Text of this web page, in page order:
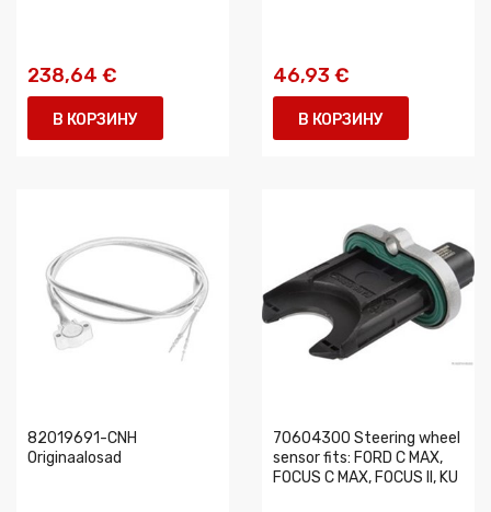
238,64 €
В КОРЗИНУ
46,93 €
В КОРЗИНУ
82019691-CNH
Originaalosad
70604300 Steering wheel
sensor fits: FORD C MAX,
FOCUS C MAX, FOCUS II, KU